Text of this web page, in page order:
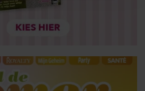
te analyseren. Ook delen we
media, adverteren en analyse. Deze
van uw gebruik van hun services. U
cookies als u onze website blijft